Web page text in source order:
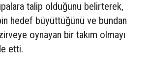
talip olduğunu belirterek,
hedef büyüttüğünü ve bundan
oynayan bir takım olmayı
etti.